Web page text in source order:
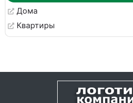
Дома
Квартиры